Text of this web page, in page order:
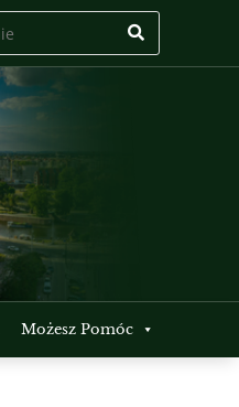
Możesz Pomóc